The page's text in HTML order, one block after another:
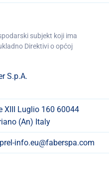
subjekt koji ima
Direktivi o općoj
S.p.A.
XIII Luglio 160 60044
(An) Italy
info.eu@faberspa.com